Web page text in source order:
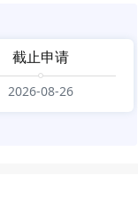
截止申请
2026-08-26